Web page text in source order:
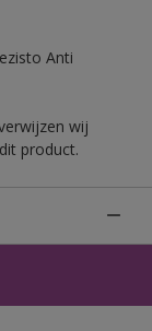
Anti
wij
product.